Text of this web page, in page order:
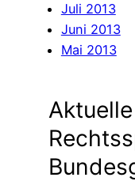
Juli 2013
Juni 2013
Mai 2013
Aktuelle